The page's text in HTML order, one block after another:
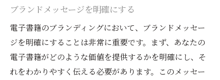
読者からのフィードバックを活用する
パーソナルタッチを加えたコンテンツ
読者コミュニティを育てる
信頼性を高めるための透明性
持続可能なブランド価値を提供する
ブランドメッセージを明確にする
電子書籍のブランディングにおいて、ブランドメッセー
ジを明確にすることは非常に重要です。まず、あなたの
電子書籍がどのような価値を提供するかを明確にし、そ
れをわかりやすく伝える必要があります。このメッセー